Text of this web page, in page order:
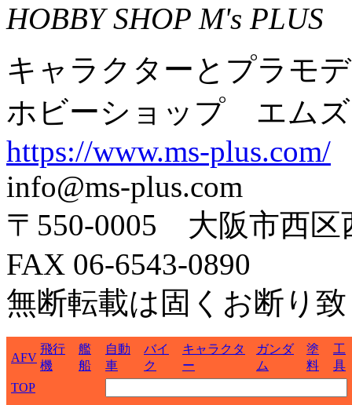
HOBBY SHOP M's PLUS
キャラクターとプラモ
ホビーショップ エム
https://www.ms-plus.com/
info@ms-plus.com
〒550-0005 大阪市西
FAX 06-6543-0890
無断転載は固くお断り
AFV
飛行
機
艦
船
自動
車
バイ
ク
キャラクタ
ー
ガンダ
ム
塗
料
工
具
TOP